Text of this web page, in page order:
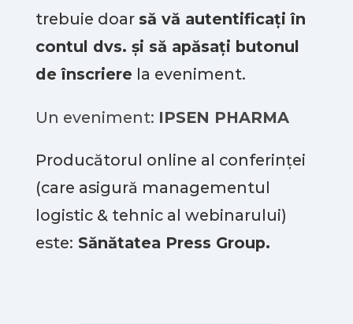
trebuie doar să vă autentificați în
contul dvs. și să apăsați butonul
de înscriere la eveniment.
Un eveniment: IPSEN PHARMA
Producătorul online al conferinței
(care asigură managementul
logistic & tehnic al webinarului)
este: Sănătatea Press Group.